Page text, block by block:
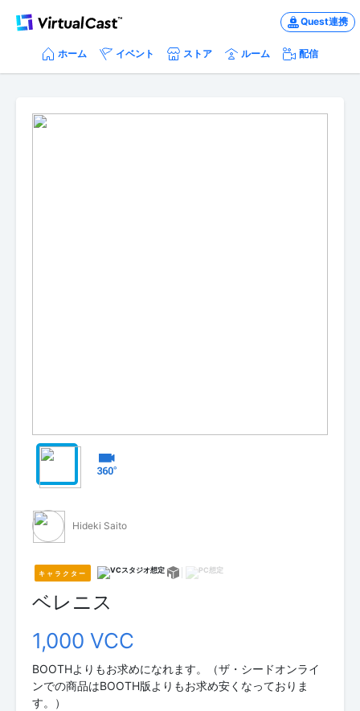
Quest連携
ホーム イベント ストア ルーム 配信
Hideki Saito
キャラクター
ベレニス
1,000 VCC
BOOTHよりもお求めになれます。（ザ・シードオンライ
ンでの商品はBOOTH版よりもお求め安くなっておりま
す。）